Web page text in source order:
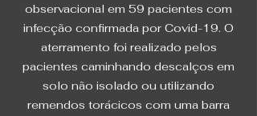
observacional em 59 pacientes com
infecção confirmada por Covid-19. O
aterramento foi realizado pelos
pacientes caminhando descalços em
solo não isolado ou utilizando
remendos torácicos com uma barra